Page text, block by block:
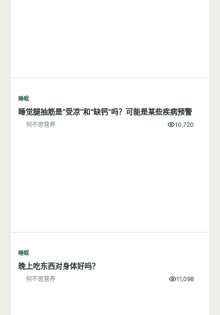
睡眠
睡觉腿抽筋是“受凉”和“缺钙”吗？可能是某些疾病预警
何不思营养 10,720
睡眠
晚上吃东西对身体好吗？
何不思营养 11,098